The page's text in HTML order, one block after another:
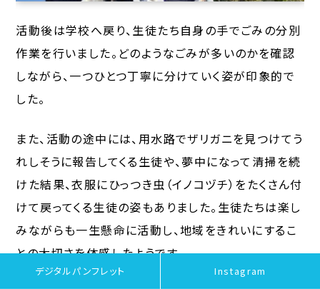
デジタルパンフレット Instagram
活動後は学校へ戻り、生徒たち自身の手でごみの分別
作業を行いました。どのようなごみが多いのかを確認
しながら、一つひとつ丁寧に分けていく姿が印象的で
した。
また、活動の途中には、用水路でザリガニを見つけてう
れしそうに報告してくる生徒や、夢中になって清掃を続
けた結果、衣服にひっつき虫（イノコヅチ）をたくさん付
けて戻ってくる生徒の姿もありました。生徒たちは楽し
みながらも一生懸命に活動し、地域をきれいにするこ
との大切さを体感したようです。